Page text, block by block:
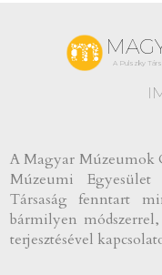
A Pulszky
A Magyar Múzeumok
Múzeumi
Társaság fenntart
bármilyen
terjesztésével